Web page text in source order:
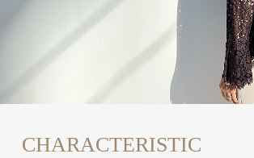
CHARACTERISTIC